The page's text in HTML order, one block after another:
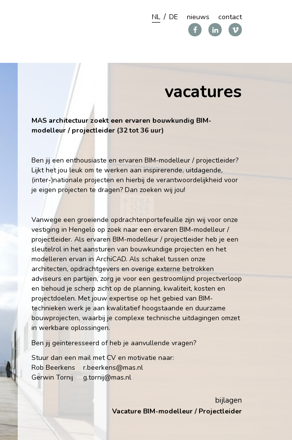
nieuws contact
NL
DE
vacatures
MAS architectuur zoekt een ervaren bouwkundig BIM-
modelleur / projectleider (32 tot 36 uur)
Ben jij een enthousiaste en ervaren BIM-modelleur / projectleider?
Lijkt het jou leuk om te werken aan inspirerende, uitdagende,
(inter-)nationale projecten en hierbij de verantwoordelijkheid voor
je eigen projecten te dragen? Dan zoeken wij jou!
Vanwege een groeiende opdrachtenportefeuille zijn wij voor onze
vestiging in Hengelo op zoek naar een ervaren BIM-modelleur /
projectleider. Als ervaren BIM-modelleur / projectleider heb je een
sleutelrol in het aansturen van bouwkundige projecten en het
modelleren ervan in ArchiCAD. Als schakel tussen onze
architecten, opdrachtgevers en overige externe betrokken
adviseurs en partijen, zorg je voor een gestroomlijnd projectverloop
en behoud je scherp zicht op de planning, kwaliteit, kosten en
projectdoelen. Met jouw expertise op het gebied van BIM-
technieken werk je aan kwalitatief hoogstaande en duurzame
bouwprojecten, waarbij je complexe technische uitdagingen omzet
in werkbare oplossingen.
Ben jij geïnteresseerd of heb je aanvullende vragen?
Stuur dan een mail met CV en motivatie naar:
Rob Beerkens r.beerkens@mas.nl
Gerwin Tornij g.tornij@mas.nl
bijlagen
Vacature BIM-modelleur / Projectleider